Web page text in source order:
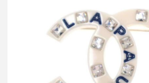
シャネル 2019 Resort La Pausa ラインスト
チ B19
買取金額45,000円
詳しく見る